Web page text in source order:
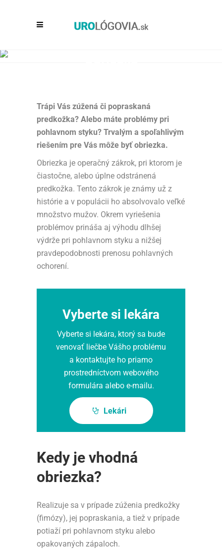
Trápi Vás zúžená či popraskaná
predkožka? Alebo máte problémy pri
pohlavnom styku? Trvalým a spoľahlivým
riešením pre Vás môže byť obriezka.
Obriezka je operačný zákrok, pri ktorom je
čiastočne, alebo úplne odstránená
predkožka. Tento zákrok je známy už z
histórie a v populácii ho absolvovalo veľké
množstvo mužov. Okrem vyriešenia
problémov prináša aj výhodu dlhšej
výdrže pri pohlavnom styku a nižšej
pravdepodobnosti prenosu pohlavných
ochorení.
Vyberte si lekára
Vyberte si lekára, ktorý sa bude
venovať liečbe Vášho problému
a kontaktujte ho priamo
prostredníctvom webového
formulára alebo e-mailu.
Lekári
Kedy je vhodná
obriezka?
Realizuje sa v prípade zúženia predkožky
(fimózy), jej popraskania, a tiež v prípade
potiaží pri pohlavnom styku alebo
opakovaných zápaloch.